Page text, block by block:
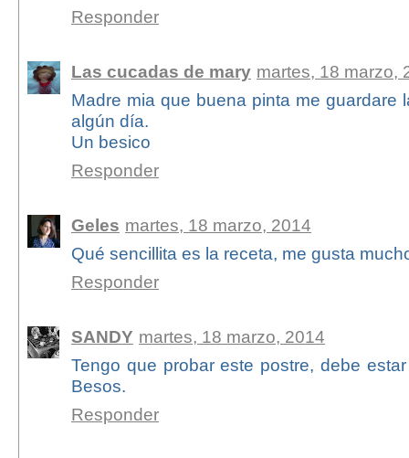
Responder
Las cucadas de mary martes, 18 marzo,
Madre mia que buena pinta me guardare
algún día.
Un besico
Responder
Geles martes, 18 marzo, 2014
Qué sencillita es la receta, me gusta
Responder
SANDY martes, 18 marzo, 2014
Tengo que probar este postre, debe
Besos.
Responder